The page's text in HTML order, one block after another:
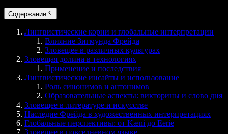
Содержание
Лингвистические корни и глобальные интерпретации
Влияние Зигмунда Фрейда
Зловещее в различных культурах
Зловещая долина в технологиях
Применение и последствия
Лингвистические инсайты и использование
Роль синонимов и антонимов
Образовательные аспекты: викторины и слово дня
Зловещее в литературе и искусстве
Наследие Фрейда в художественных интерпретациях
Глобальные перспективы: от Kæni до Eerie
Зловещее в повседневном языке